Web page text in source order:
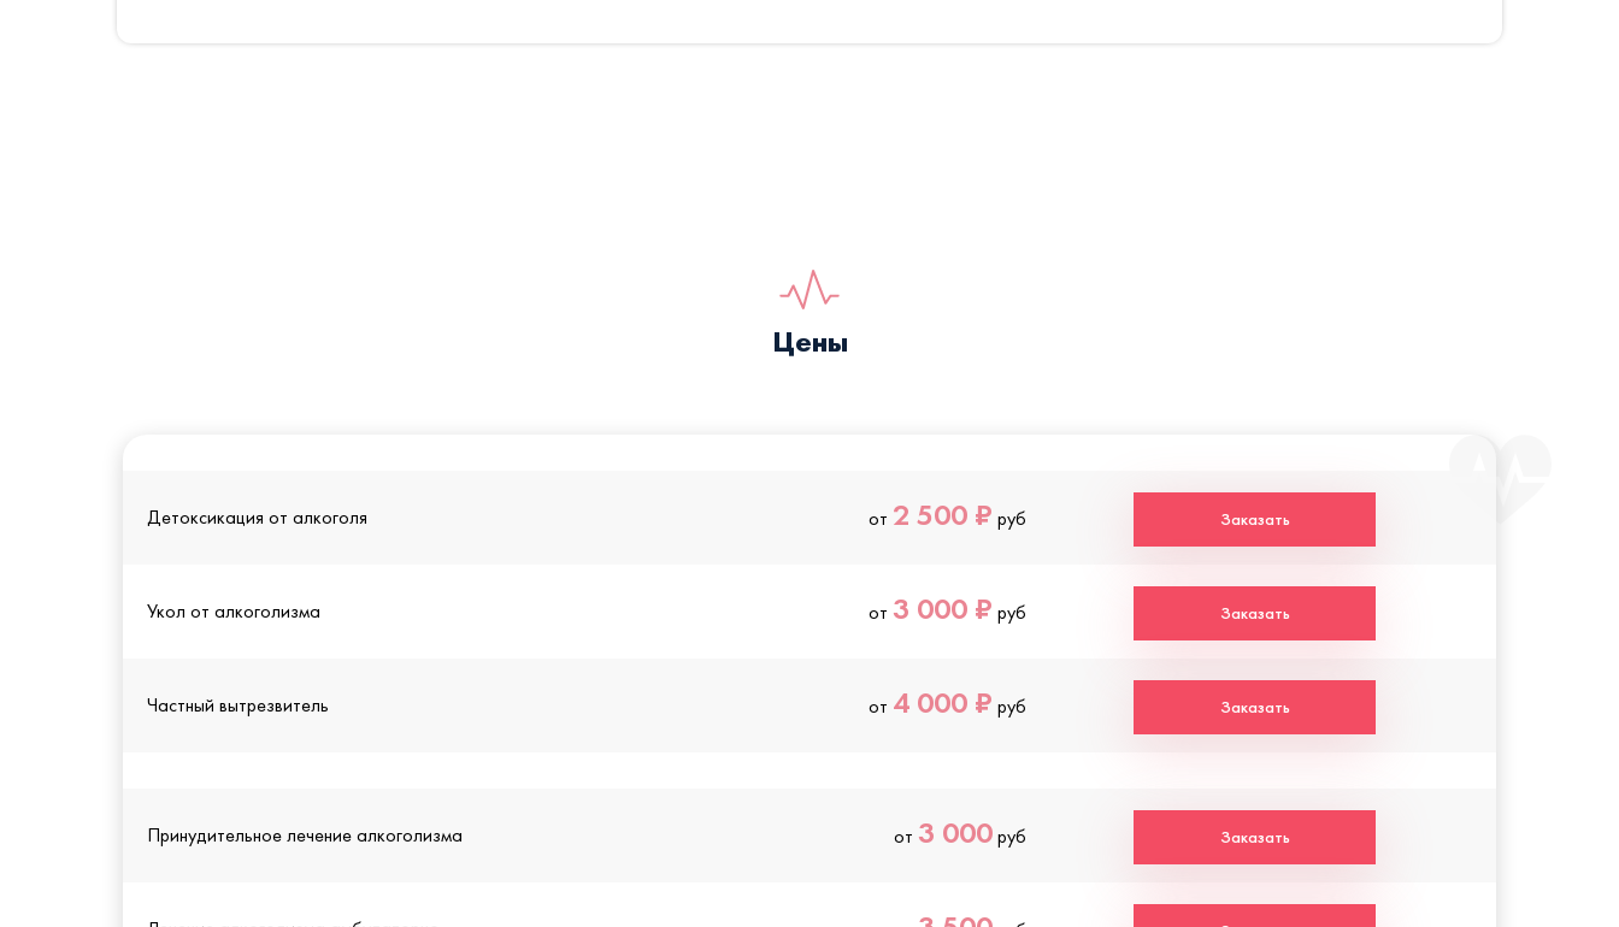
Цены
Детоксикация от алкоголя от 2 500 ₽ руб Заказать
Укол от алкоголизма от 3 000 ₽ руб Заказать
Частный вытрезвитель от 4 000 ₽ руб Заказать
Принудительное лечение алкоголизма от 3 000руб Заказать